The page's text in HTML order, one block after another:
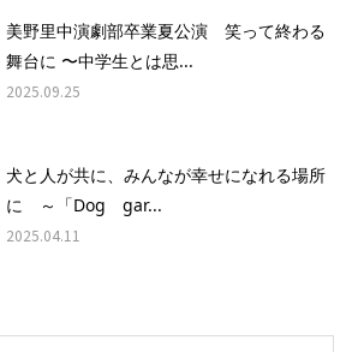
美野里中演劇部卒業夏公演 笑って終わる
舞台に 〜中学生とは思...
2025.09.25
犬と人が共に、みんなが幸せになれる場所
に ～「Dog gar...
2025.04.11